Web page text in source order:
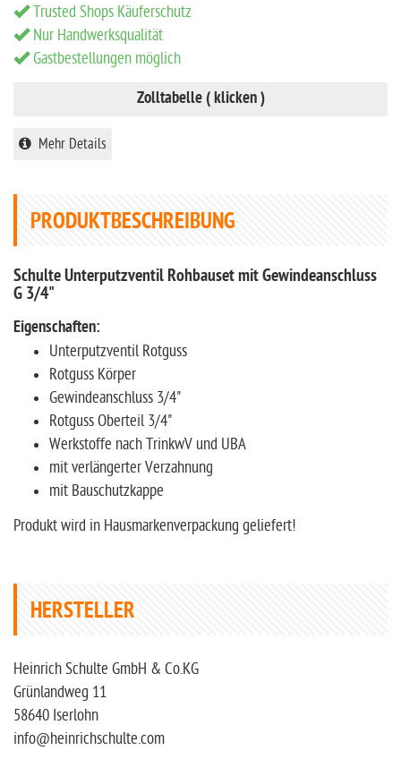
Trusted Shops Käuferschutz
Nur Handwerksqualität
Gastbestellungen möglich
Zolltabelle ( klicken )
Mehr Details
PRODUKTBESCHREIBUNG
Schulte Unterputzventil Rohbauset mit Gewindeanschluss
G 3/4"
Eigenschaften:
Unterputzventil Rotguss
Rotguss Körper
Gewindeanschluss 3/4"
Rotguss Oberteil 3/4"
Werkstoffe nach TrinkwV und UBA
mit verlängerter Verzahnung
mit Bauschutzkappe
Produkt wird in Hausmarkenverpackung geliefert!
HERSTELLER
Heinrich Schulte GmbH & Co.KG
Grünlandweg 11
58640 Iserlohn
info@heinrichschulte.com